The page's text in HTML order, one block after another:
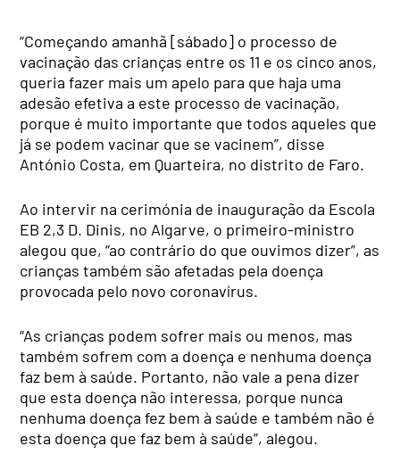
“Começando amanhã [sábado] o processo de
vacinação das crianças entre os 11 e os cinco anos,
queria fazer mais um apelo para que haja uma
adesão efetiva a este processo de vacinação,
porque é muito importante que todos aqueles que
já se podem vacinar que se vacinem”, disse
António Costa, em Quarteira, no distrito de Faro.
Ao intervir na cerimónia de inauguração da Escola
EB 2,3 D. Dinis, no Algarve, o primeiro-ministro
alegou que, “ao contrário do que ouvimos dizer”, as
crianças também são afetadas pela doença
provocada pelo novo coronavírus.
“As crianças podem sofrer mais ou menos, mas
também sofrem com a doença e nenhuma doença
faz bem à saúde. Portanto, não vale a pena dizer
que esta doença não interessa, porque nunca
nenhuma doença fez bem à saúde e também não é
esta doença que faz bem à saúde”, alegou.